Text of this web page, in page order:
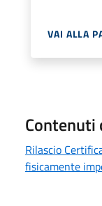
VAI ALLA
Rilascio
fisicamente